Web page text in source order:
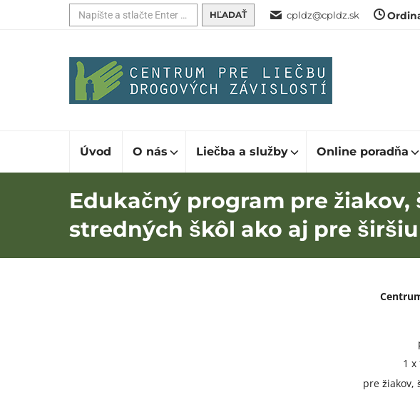
Hľadať: cpldz@cpldz.sk
Úvod O nás Liečba a služby Online poradňa
Edukačný program pre
stredných škôl ako aj pre
1
pre žiakov,